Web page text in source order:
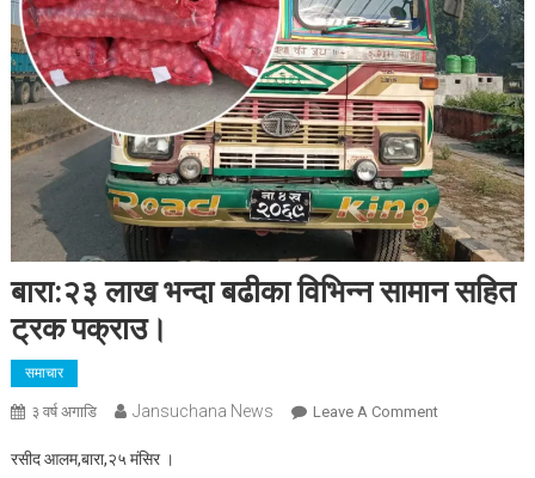
बारा:२३ लाख भन्दा बढीका विभिन्न सामान सहित
ट्रक पक्राउ।
समाचार
३ वर्ष अगाडि Jansuchana News Leave A CommentOn
रसीद आलम,बारा,२५ मंसिर ।